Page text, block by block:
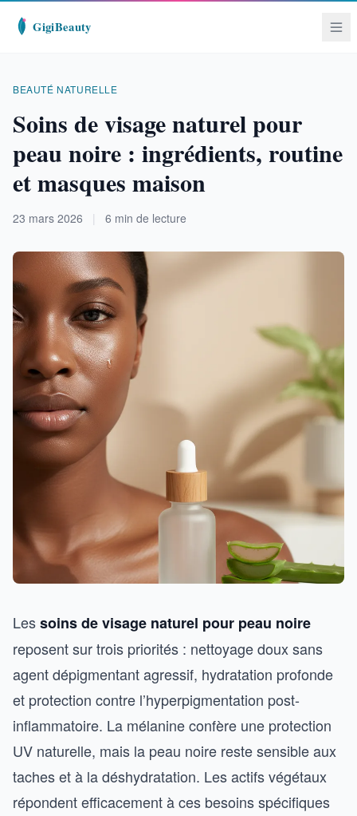
BEAUTÉ NATURELLE
Soins de visage naturel pour
peau noire : ingrédients, routine
et masques maison
23 mars 2026 | 6 min de lecture
Lessoins de visage naturel pour peau noire
reposent sur trois priorités : nettoyage doux sans
agent dépigmentant agressif, hydratation profonde
et protection contre l’hyperpigmentation post-
inflammatoire. La mélanine confère une protection
UV naturelle, mais la peau noire reste sensible aux
taches et à la déshydratation. Les actifs végétaux
répondent efficacement à ces besoins spécifiques